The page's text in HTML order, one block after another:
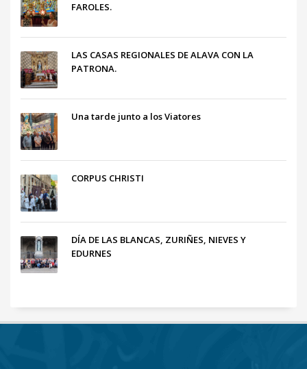
FAROLES.
LAS CASAS REGIONALES DE ALAVA CON LA
PATRONA.
Una tarde junto a los Viatores
CORPUS CHRISTI
DÍA DE LAS BLANCAS, ZURIÑES, NIEVES Y
EDURNES